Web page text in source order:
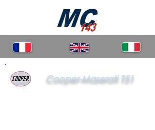
Cooper-Maserati T51